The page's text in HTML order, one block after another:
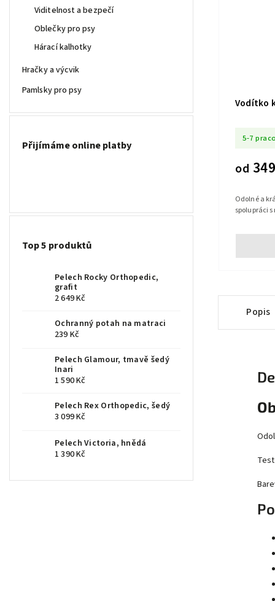
Viditelnost a bezpečí
Oblečky pro psy
Hárací kalhotky
Hračky a výcvik
Pamlsky pro psy
Přijímáme online platby
Top 5 produktů
Pelech Rocky Orthopedic,
grafit
2 649 Kč
Ochranný potah na matraci
239 Kč
Pelech Glamour, tmavě šedý
Inari
1 590 Kč
Pelech Rex Orthopedic, šedý
3 099 Kč
Pelech Victoria, hnědá
1 390 Kč
Vodítko
5-7
od
Odolné a
spolupráci
Popis